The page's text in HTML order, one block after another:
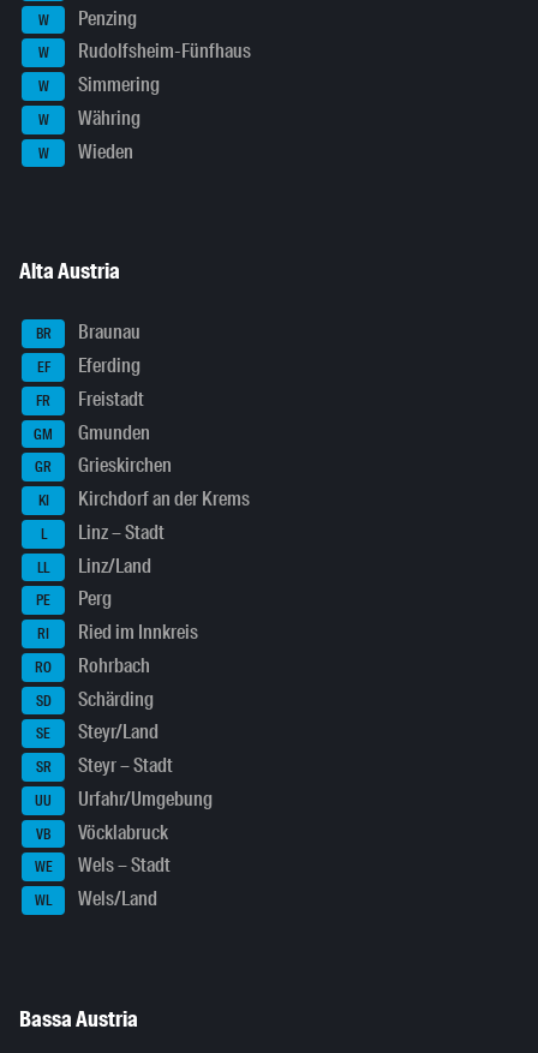
W Penzing
W Rudolfsheim-Fünfhaus
W Simmering
W Währing
W Wieden
Alta Austria
BR Braunau
EF Eferding
FR Freistadt
GM Gmunden
GR Grieskirchen
KI Kirchdorf an der Krems
L Linz – Stadt
LL Linz/Land
PE Perg
RI Ried im Innkreis
RO Rohrbach
SD Schärding
SE Steyr/Land
SR Steyr – Stadt
UU Urfahr/Umgebung
VB Vöcklabruck
WE Wels – Stadt
WL Wels/Land
Bassa Austria